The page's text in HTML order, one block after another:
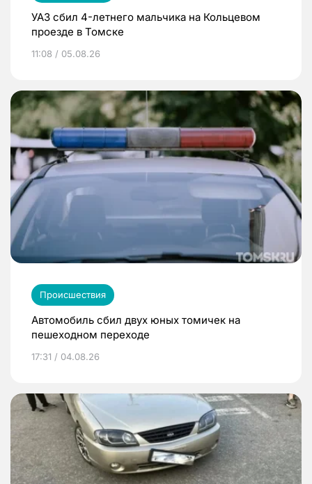
УАЗ сбил 4-летнего мальчика на Кольцевом
проезде в Томске
11:08 / 05.08.26
Происшествия
Автомобиль сбил двух юных томичек на
пешеходном переходе
17:31 / 04.08.26